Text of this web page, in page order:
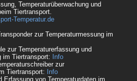
Temperaturüberwachung und
Tiertransport.
Temperatur.de
zur Temperaturmessung im
zur Temperaturerfassung und
im Tiertransport:
Info
zur
Tiertransport:
Info
Erfassung von Temperaturdaten im